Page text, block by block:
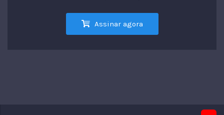
Assinar agora